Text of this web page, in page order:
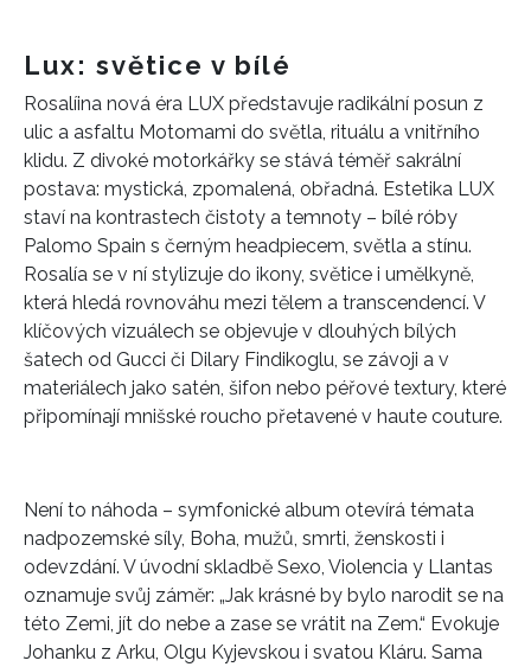
Lux: světice v bílé
Rosalíina nová éra LUX představuje radikální posun z
ulic a asfaltu Motomami do světla, rituálu a vnitřního
klidu. Z divoké motorkářky se stává téměř sakrální
postava: mystická, zpomalená, obřadná. Estetika LUX
staví na kontrastech čistoty a temnoty – bílé róby
Palomo Spain s černým headpiecem, světla a stínu.
Rosalía se v ní stylizuje do ikony, světice i umělkyně,
která hledá rovnováhu mezi tělem a transcendencí. V
klíčových vizuálech se objevuje v dlouhých bílých
šatech od Gucci či Dilary Findikoglu, se závoji a v
materiálech jako satén, šifon nebo péřové textury, které
připomínají mnišské roucho přetavené v haute couture.
Není to náhoda – symfonické album otevírá témata
nadpozemské síly, Boha, mužů, smrti, ženskosti i
odevzdání. V úvodní skladbě Sexo, Violencia y Llantas
oznamuje svůj záměr: „Jak krásné by bylo narodit se na
této Zemi, jít do nebe a zase se vrátit na Zem.“ Evokuje
Johanku z Arku, Olgu Kyjevskou i svatou Kláru. Sama